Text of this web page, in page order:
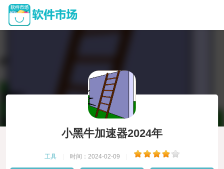
小黑牛加速器2024年
工具 时间：2024-02-09